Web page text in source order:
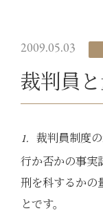
2009.05.03
裁判員
1. 裁判員制度
行か否かの事実
刑を科するかの
とです。